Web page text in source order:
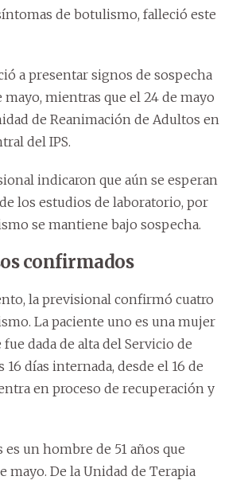
de botulismo, falleció este
a presentar signos de sospecha
mayo, mientras que el 24 de mayo
de Reanimación de Adultos en
del IPS.
indicaron que aún se esperan
los estudios de laboratorio, por
se mantiene bajo sospecha.
confirmados
la previsional confirmó cuatro
La paciente uno es una mujer
fue dada de alta del Servicio de
días internada, desde el 16 de
en proceso de recuperación y
es un hombre de 51 años que
mayo. De la Unidad de Terapia